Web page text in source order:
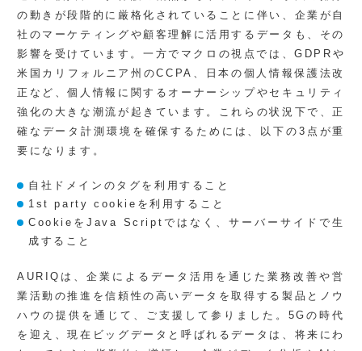
の動きが段階的に厳格化されていることに伴い、企業が自
社のマーケティングや顧客理解に活用するデータも、その
影響を受けています。一方でマクロの視点では、GDPRや
米国カリフォルニア州のCCPA、日本の個人情報保護法改
正など、個人情報に関するオーナーシップやセキュリティ
強化の大きな潮流が起きています。これらの状況下で、正
確なデータ計測環境を確保するためには、以下の3点が重
要になります。
自社ドメインのタグを利用すること
1st party cookieを利用すること
CookieをJava Scriptではなく、サーバーサイドで生
成すること
AURIQは、企業によるデータ活用を通じた業務改善や営
業活動の推進を信頼性の高いデータを取得する製品とノウ
ハウの提供を通じて、ご支援して参りました。5Gの時代
を迎え、現在ビッグデータと呼ばれるデータは、将来にわ